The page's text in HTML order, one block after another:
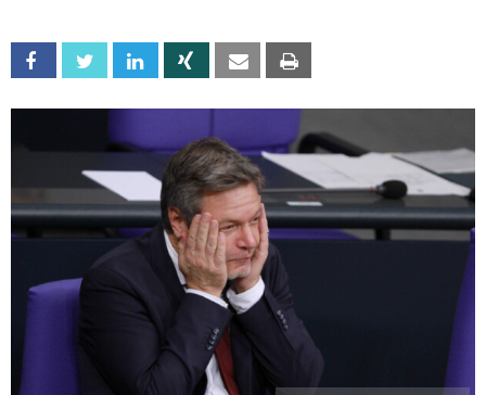
Facebook Twitter Linkedin Xing Email